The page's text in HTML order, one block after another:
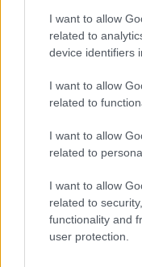
I want to allow
related to
device identifiers
I want to allow
related to
I want to allow
related to
I want to allow
related to
functionality and
user protection.
profesionales
María Vázquez · 9 Ago 2026
CONSEJOS DE COCINA